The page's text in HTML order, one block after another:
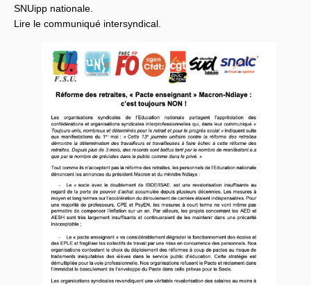
SNUipp nationale.
Lire le communiqué intersyndical.